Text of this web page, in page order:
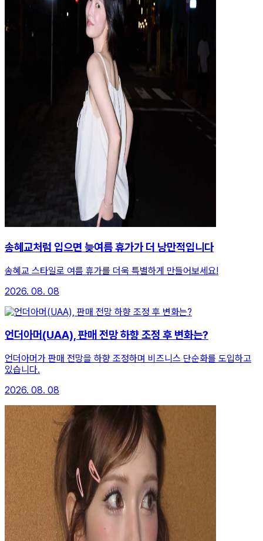
송혜교처럼 입으면 늦여름 휴가가 더 낭만적입니다
송혜교 스타일로 여름 휴가를 더욱 특별하게 만들어보세요!
2026. 08. 08
언더아머(UAA), 판매 전망 하향 조정 후 변화는?
언더아머가 판매 전망을 하향 조정하며 비즈니스 단순화를 도입하고
있습니다.
2026. 08. 08